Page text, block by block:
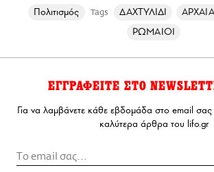
Πολιτισμός Tags ΔΑΧΤΥΛΙΔΙ ΑΡΧΑΙΑ
ΡΩΜΑΙΟΙ
ΕΓΓΡΑΦΕΙΤΕ ΣΤΟ
Για να λαμβάνετε κάθε εβδομάδα στο email σας
καλύτερα άρθρα του lifo.gr